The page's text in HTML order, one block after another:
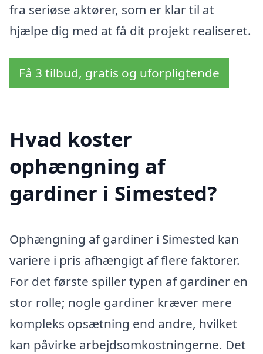
fra seriøse aktører, som er klar til at
hjælpe dig med at få dit projekt realiseret.
Få 3 tilbud, gratis og uforpligtende
Hvad koster
ophængning af
gardiner i Simested?
Ophængning af gardiner i Simested kan
variere i pris afhængigt af flere faktorer.
For det første spiller typen af gardiner en
stor rolle; nogle gardiner kræver mere
kompleks opsætning end andre, hvilket
kan påvirke arbejdsomkostningerne. Det